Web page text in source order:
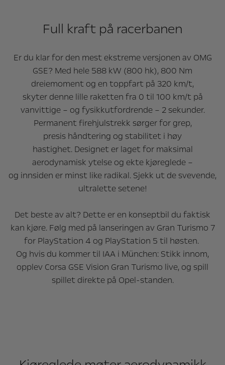
Full kraft på racerbanen
Er du klar for den mest ekstreme versjonen av OMG
GSE? Med hele 588 kW (800 hk), 800 Nm
dreiemoment og en toppfart på 320 km/t,
skyter denne lille raketten fra 0 til 100 km/t på
vanvittige – og fysikkutfordrende – 2 sekunder.
Permanent firehjulstrekk sørger for grep,
presis håndtering og stabilitet i høy
hastighet. Designet er laget for maksimal
aerodynamisk ytelse og ekte kjøreglede –
og innsiden er minst like radikal. Sjekk ut de svevende,
ultralette setene!
Det beste av alt? Dette er en konseptbil du faktisk
kan kjøre. Følg med på lanseringen av Gran Turismo 7
for PlayStation 4 og PlayStation 5 til høsten.
Og hvis du kommer til IAA i München: Stikk innom,
opplev Corsa GSE Vision Gran Turismo live, og spill
spillet direkte på Opel-standen.